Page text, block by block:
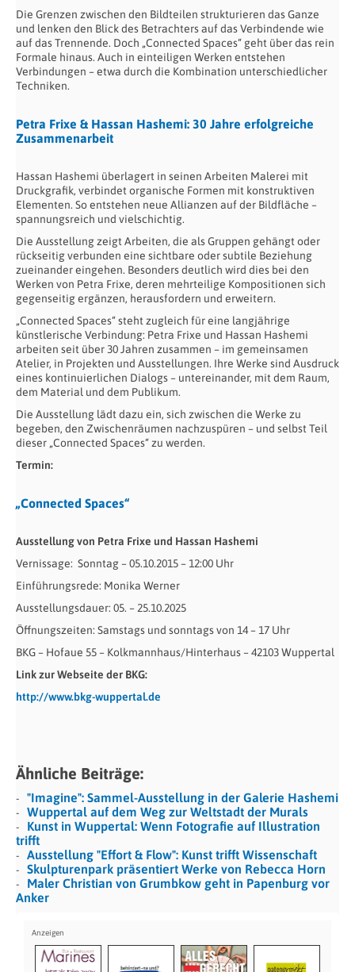
Die Grenzen zwischen den Bildteilen strukturieren das Ganze
und lenken den Blick des Betrachters auf das Verbindende wie
auf das Trennende. Doch „Connected Spaces“ geht über das rein
Formale hinaus. Auch in einteiligen Werken entstehen
Verbindungen – etwa durch die Kombination unterschiedlicher
Techniken.
Petra Frixe & Hassan Hashemi: 30 Jahre erfolgreiche
Zusammenarbeit
Hassan Hashemi überlagert in seinen Arbeiten Malerei mit
Druckgrafik, verbindet organische Formen mit konstruktiven
Elementen. So entstehen neue Allianzen auf der Bildfläche –
spannungsreich und vielschichtig.
Die Ausstellung zeigt Arbeiten, die als Gruppen gehängt oder
rückseitig verbunden eine sichtbare oder subtile Beziehung
zueinander eingehen. Besonders deutlich wird dies bei den
Werken von Petra Frixe, deren mehrteilige Kompositionen sich
gegenseitig ergänzen, herausfordern und erweitern.
„Connected Spaces“ steht zugleich für eine langjährige
künstlerische Verbindung: Petra Frixe und Hassan Hashemi
arbeiten seit über 30 Jahren zusammen – im gemeinsamen
Atelier, in Projekten und Ausstellungen. Ihre Werke sind Ausdruck
eines kontinuierlichen Dialogs – untereinander, mit dem Raum,
dem Material und dem Publikum.
Die Ausstellung lädt dazu ein, sich zwischen die Werke zu
begeben, den Zwischenräumen nachzuspüren – und selbst Teil
dieser „Connected Spaces“ zu werden.
Termin:
„Connected Spaces“
Ausstellung von Petra Frixe und Hassan Hashemi
Vernissage: Sonntag – 05.10.2015 – 12:00 Uhr
Einführungsrede: Monika Werner
Ausstellungsdauer: 05. – 25.10.2025
Öffnungszeiten: Samstags und sonntags von 14 – 17 Uhr
BKG – Hofaue 55 – Kolkmannhaus/Hinterhaus – 42103 Wuppertal
Link zur Webseite der BKG:
http://www.bkg-wuppertal.de
Ähnliche Beiträge:
"Imagine": Sammel-Ausstellung in der Galerie Hashemi
Wuppertal auf dem Weg zur Weltstadt der Murals
Kunst in Wuppertal: Wenn Fotografie auf Illustration
trifft
Ausstellung "Effort & Flow": Kunst trifft Wissenschaft
Skulpturenpark präsentiert Werke von Rebecca Horn
Maler Christian von Grumbkow geht in Papenburg vor
Anker